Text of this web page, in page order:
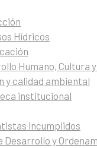
Hídricos
Humano, Cultura
y calidad ambiental
institucional
incumplidos
Desarrollo y